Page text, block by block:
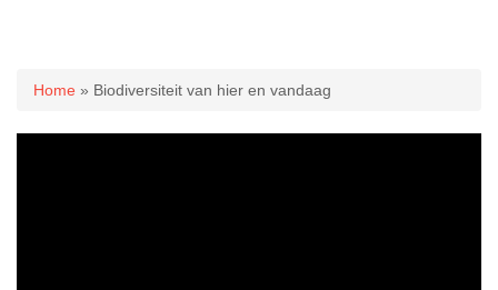
U bent hier
Home » Biodiversiteit van hier en vandaag